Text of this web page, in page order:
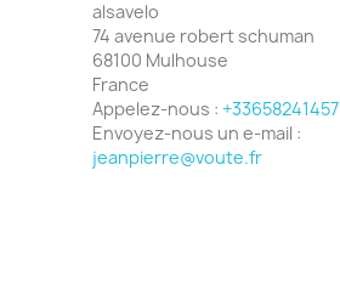
alsavelo
74 avenue robert schuman
68100 Mulhouse
France
Appelez-nous : +33658241457
Envoyez-nous un e-mail :
jeanpierre@voute.fr